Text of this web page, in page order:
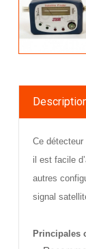
Ce
il est facile
autres
signal
Principales